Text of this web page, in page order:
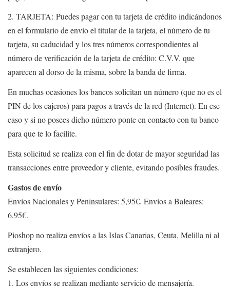
2. TARJETA: Puedes pagar con tu tarjeta de crédito indicándonos
en el formulario de envío el titular de la tarjeta, el número de tu
tarjeta, su caducidad y los tres números correspondientes al
número de verificación de la tarjeta de crédito: C.V.V. que
aparecen al dorso de la misma, sobre la banda de firma.
En muchas ocasiones los bancos solicitan un número (que no es el
PIN de los cajeros) para pagos a través de la red (Internet). En ese
caso y si no posees dicho número ponte en contacto con tu banco
para que te lo facilite.
Esta solicitud se realiza con el fin de dotar de mayor seguridad las
transacciones entre proveedor y cliente, evitando posibles fraudes.
Gastos de envío
Envíos Nacionales y Peninsulares: 5,95€. Envíos a Baleares:
6,95€.
Pioshop no realiza envíos a las Islas Canarias, Ceuta, Melilla ni al
extranjero.
Se establecen las siguientes condiciones:
1. Los envíos se realizan mediante servicio de mensajería.